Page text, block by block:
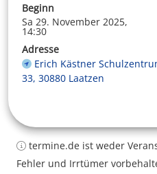
Beginn
Sa 29. November 2025,
14:30
Adresse
Erich Kästner
33, 30880 Laatzen
termine.de ist weder
Fehler und Irrtümer